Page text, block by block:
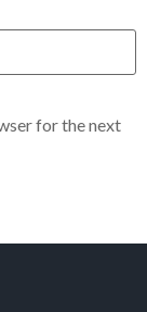
for the next